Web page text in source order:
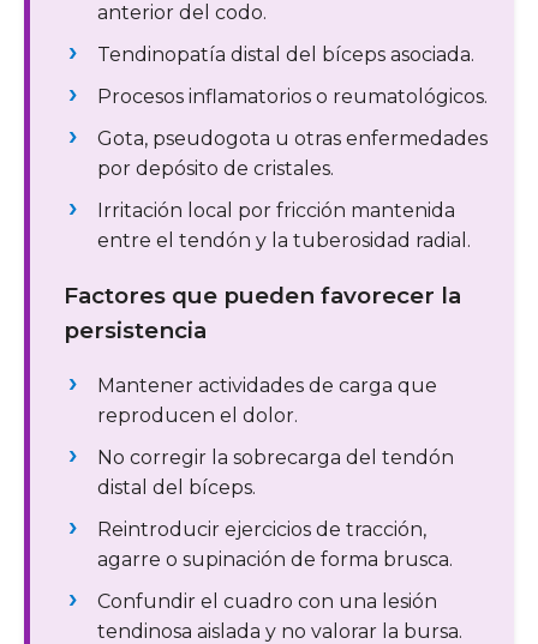
anterior del codo.
Tendinopatía distal del bíceps asociada.
Procesos inflamatorios o reumatológicos.
Gota, pseudogota u otras enfermedades
por depósito de cristales.
Irritación local por fricción mantenida
entre el tendón y la tuberosidad radial.
Factores que pueden favorecer la
persistencia
Mantener actividades de carga que
reproducen el dolor.
No corregir la sobrecarga del tendón
distal del bíceps.
Reintroducir ejercicios de tracción,
agarre o supinación de forma brusca.
Confundir el cuadro con una lesión
tendinosa aislada y no valorar la bursa.